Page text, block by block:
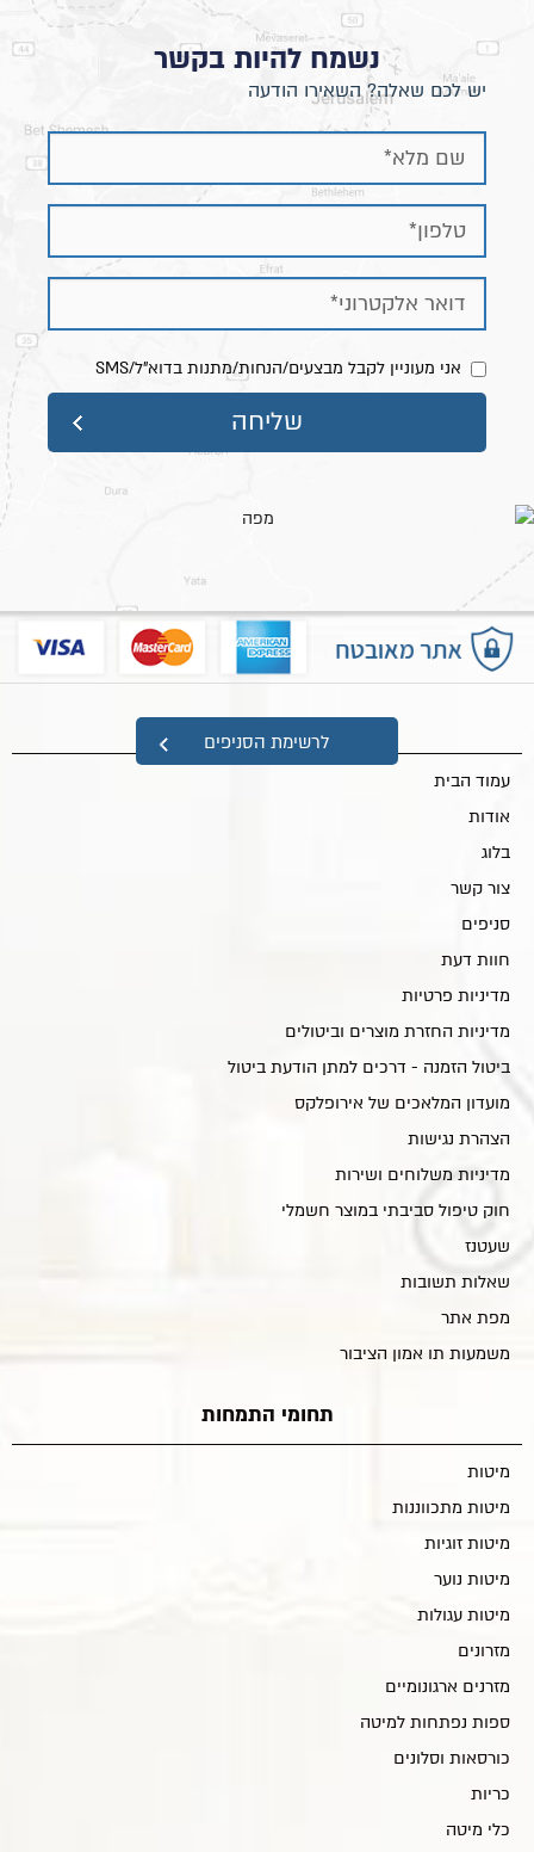
נשמח להיות בקשר
יש לכם שאלה? השאירו הודעה
אני מעוניין לקבל מבצעים/הנחות/מתנות בדוא"ל/SMS
לרשימת הסניפים
מפת אתר
עמוד הבית
אודות
בלוג
צור קשר
סניפים
חוות דעת
מדיניות פרטיות
מדיניות החזרת מוצרים וביטולים
ביטול הזמנה - דרכים למתן הודעת ביטול
מועדון המלאכים של אירופלקס
הצהרת נגישות
מדיניות משלוחים ושירות
חוק טיפול סביבתי במוצר חשמלי
שעטנז
שאלות תשובות
מפת אתר
משמעות תו אמון הציבור
תחומי התמחות
מיטות
מיטות מתכווננות
מיטות זוגיות
מיטות נוער
מיטות עגולות
מזרונים
מזרנים ארגונומיים
ספות נפתחות למיטה
כורסאות וסלונים
כריות
כלי מיטה